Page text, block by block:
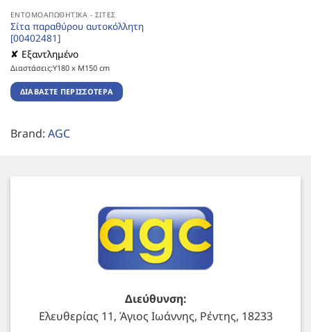
ΕΝΤΟΜΟΑΠΩΘΗΤΙΚΆ - ΣΊΤΕΣ
Σίτα παραθύρου αυτοκόλλητη
[00402481]
✘ Εξαντλημένο
Διαστάσεις:Υ180 x Μ150 cm
ΔΙΑΒΆΣΤΕ ΠΕΡΙΣΣΌΤΕΡΑ
Brand: AGC
Διεύθυνση:
Ελευθερίας 11, Άγιος Ιωάννης, Ρέντης, 18233